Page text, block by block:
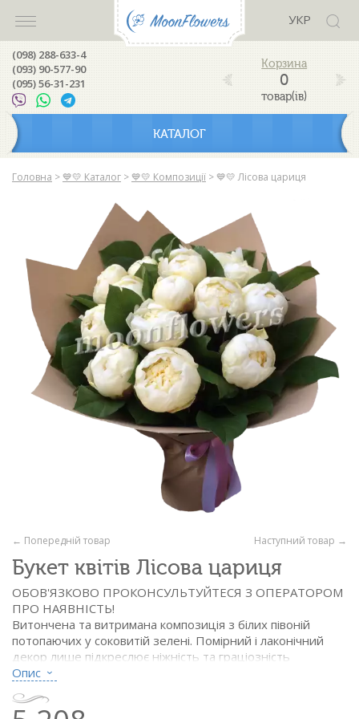
УКР
(098) 288-633-4
(093) 90-577-90
(095) 56-31-231
0
товар(ів)
КАТАЛОГ
Головна > 💙💛 Каталог > 💙💛 Композиції > 💙💛 Лісова цариця
Наступний товар →
← Попередній товар
Букет квітів Лісова цариця
ОБОВ'ЯЗКОВО ПРОКОНСУЛЬТУЙТЕСЯ З ОПЕРАТОРОМ
ПРО НАЯВНІСТЬ!
Витончена та витримана композиція з білих півоній
потопаючих у соковитій зелені. Помірний і лаконічний
декор лише підкреслює ніжність та граціозність
прекрасних півоній. Діаметр виробу близько 30 см.
Склад:
Опис